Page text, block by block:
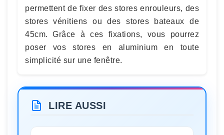
permettent de fixer des stores enrouleurs, des
stores vénitiens ou des stores bateaux de
45cm. Grâce à ces fixations, vous pourrez
poser vos stores en aluminium en toute
simplicité sur une fenêtre.
LIRE AUSSI